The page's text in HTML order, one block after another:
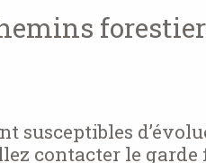
susceptibles
contacter le garde